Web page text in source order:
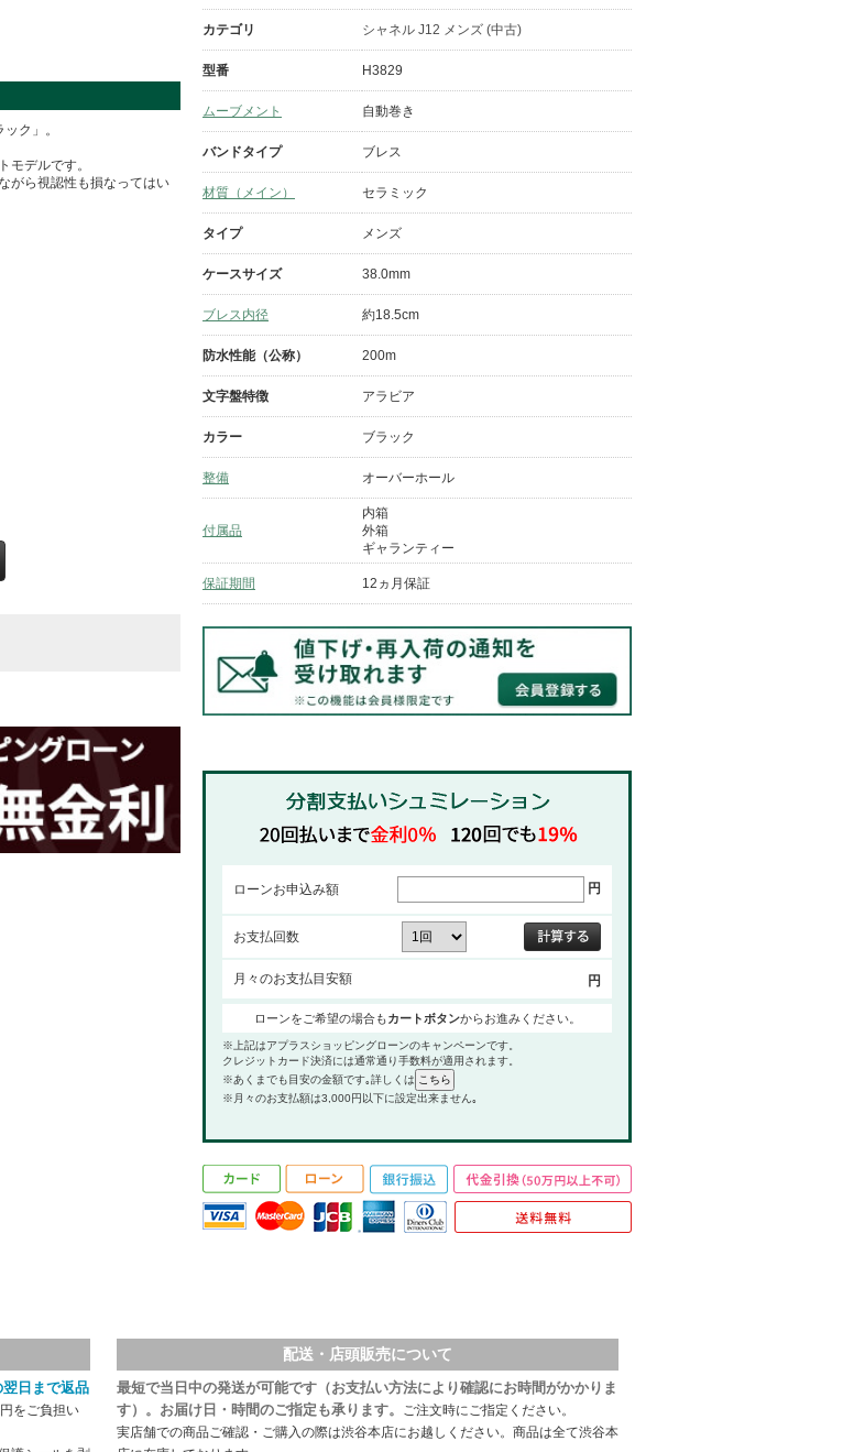
ク」。
モデルです。
がら視認性も損なってはい
カテゴリ シャネル J12 メンズ (中古)
型番 H3829
ムーブメント 自動巻き
バンドタイプ ブレス
材質（メイン） セラミック
タイプ メンズ
ケースサイズ 38.0mm
ブレス内径 約18.5cm
防水性能（公称） 200m
文字盤特徴 アラビア
カラー ブラック
整備 オーバーホール
付属品
内箱
外箱
ギャランティー
保証期間 12ヵ月保証
ローンお申込み額 円
お支払回数
月々のお支払目安額 円
ローンをご希望の場合もカートボタンからお進みください。
※上記はアプラスショッピングローンのキャンペーンです。
クレジットカード決済には通常通り手数料が適用されます。
※あくまでも目安の金額です｡詳しくは
※月々のお支払額は3,000円以下に設定出来ません｡
日まで返品
をご負担い
配送・店頭販売について
最短で当日中の発送が可能です（お支払い方法により確認にお時間がかかりま
す）。お届け日・時間のご指定も承ります。
ご注文時にご指定ください。
実店舗での商品ご確認・ご購入の際は渋谷本店にお越しください。商品は全て渋谷本